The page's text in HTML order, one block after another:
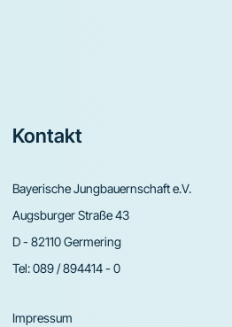
Footer
Kontakt
Bayerische Jungbauernschaft e.V.
Augsburger Straße 43
D - 82110 Germering
Tel:089 / 894414 - 0
Impressum